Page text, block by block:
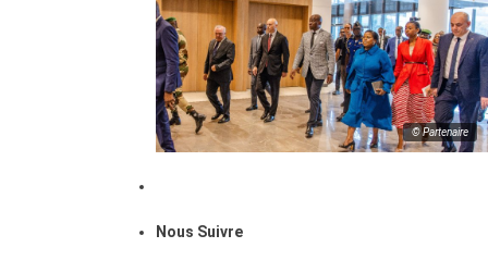
© Partenaire
Nous Suivre